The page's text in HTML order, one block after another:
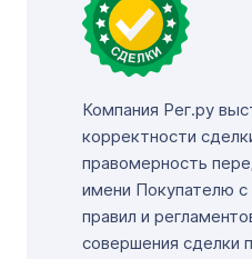
Компания Рег.ру
корректности
правомерность
имени Покупателю
правил и
совершения сделки